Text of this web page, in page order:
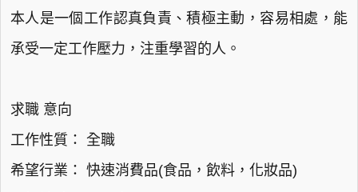
本人是一個工作認真負責、積極主動，容易相處，能
承受一定工作壓力，注重學習的人。
求職 意向
工作性質： 全職
希望行業： 快速消費品(食品，飲料，化妝品)